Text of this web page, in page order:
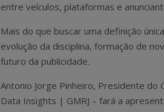
entre veículos, plataformas e
Mais do que buscar uma definição
evolução da disciplina, formação de
futuro da publicidade.
Antonio Jorge Pinheiro, Presidente do
Data Insights | GMRJ – fará a